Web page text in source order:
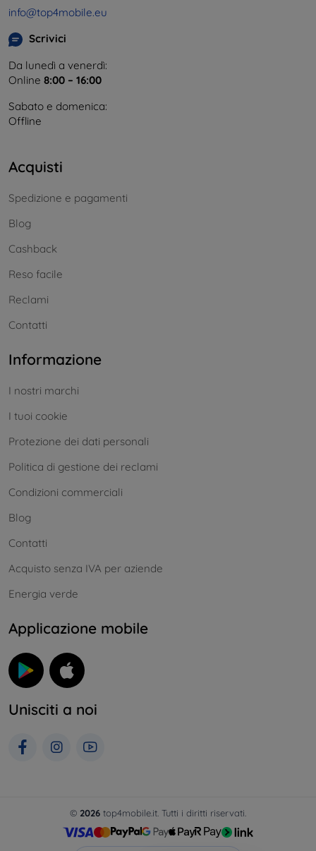
info@top4mobile.eu
Scrivici
Da lunedì a venerdì:
Online 8:00 – 16:00
Sabato e domenica:
Offline
Acquisti
Spedizione e pagamenti
Blog
Cashback
Reso facile
Reclami
Contatti
Informazione
I nostri marchi
I tuoi cookie
Protezione dei dati personali
Politica di gestione dei reclami
Condizioni commerciali
Blog
Contatti
Acquisto senza IVA per aziende
Energia verde
Applicazione mobile
Unisciti a noi
© 2026 top4mobile.it. Tutti i diritti riservati.